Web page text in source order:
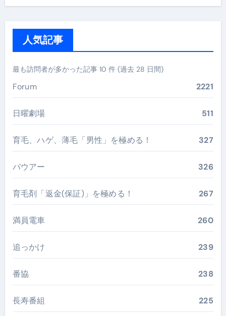
人気記事
最も訪問者が多かった記事 10 件 (過去 28 日間)
Forum 2221
日曜劇場 511
育毛、ハゲ、薄毛「男性」を極める！ 327
バウアー 326
育毛剤「返金(保証)」を極める！ 267
満員電車 260
追っかけ 239
番協 238
長寿番組 225